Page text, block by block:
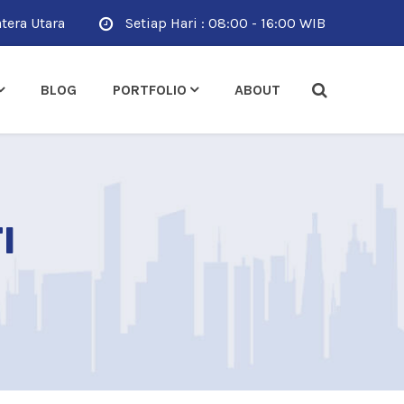
Utara Setiap Hari : 08:00 - 16:00 WIB
BLOG PORTFOLIO ABOUT